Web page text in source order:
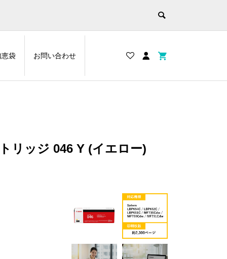
袋 お問い合わせ
リッジ 046 Y (イエロー)